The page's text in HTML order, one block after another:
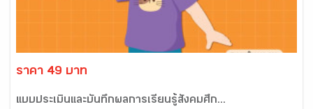
ราคา 49 บาท
แบบประเมินและบันทึกผลการเรียนรู้สังคมศึก...